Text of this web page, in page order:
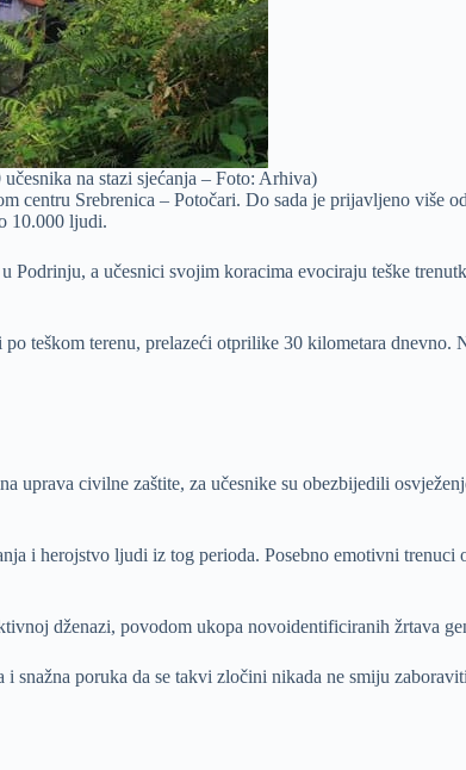
na stazi sjećanja – Foto: Arhiva)
centru Srebrenica – Potočari. Do sada je prijavljeno više
10.000 ljudi.
a učesnici svojim koracima evociraju teške
teškom terenu, prelazeći otprilike 30 kilometara
civilne zaštite, za učesnike su obezbijedili
i herojstvo ljudi iz tog perioda. Posebno emotivni trenuci
dženazi, povodom ukopa novoidentificiranih žrtava
snažna poruka da se takvi zločini nikada ne smiju